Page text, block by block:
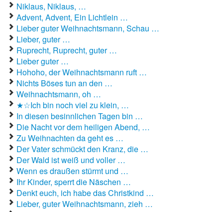
Niklaus, Niklaus, …
Advent, Advent, Ein Lichtlein …
Lieber guter Weihnachtsmann, Schau …
Lieber, guter …
Ruprecht, Ruprecht, guter …
Lieber guter …
Hohoho, der Weihnachtsmann ruft …
Nichts Böses tun an den …
Weihnachtsmann, oh …
★☆Ich bin noch viel zu klein, …
In diesen besinnlichen Tagen bin …
Die Nacht vor dem heiligen Abend, …
Zu Weihnachten da geht es …
Der Vater schmückt den Kranz, die …
Der Wald ist weiß und voller …
Wenn es draußen stürmt und …
Ihr Kinder, sperrt die Näschen …
Denkt euch, ich habe das Christkind …
Lieber, guter Weihnachtsmann, zieh …